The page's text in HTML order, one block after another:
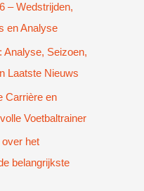
– Wedstrijden,
en Analyse
Analyse, Seizoen,
Laatste Nieuws
Carrière en
Voetbaltrainer
het
belangrijkste